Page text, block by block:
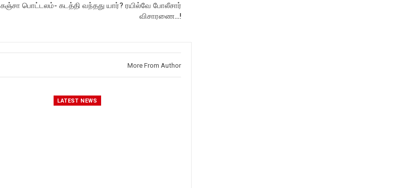
கஞ்சா பொட்டலம்- கடத்தி வந்தது யார்? ரயில்வே போலீசார்
விசாரணை…!
More From Author
LATEST NEWS